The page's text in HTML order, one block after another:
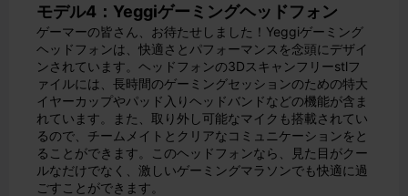
モデル4：Yeggiゲーミングヘッドフォン
ゲーマーの皆さん、お待たせしました！Yeggiゲーミング
ヘッドフォンは、快適さとパフォーマンスを念頭にデザイ
ンされています。ヘッドフォンの3Dスキャンフリーstlフ
ァイルには、長時間のゲーミングセッションのための特大
イヤーカップやパッド入りヘッドバンドなどの機能が含ま
れています。また、取り外し可能なマイクも搭載されてい
るので、チームメイトとクリアなコミュニケーションをと
ることができます。このヘッドフォンなら、見た目がクー
ルなだけでなく、激しいゲーミングマラソンでも快適に過
ごすことができます。